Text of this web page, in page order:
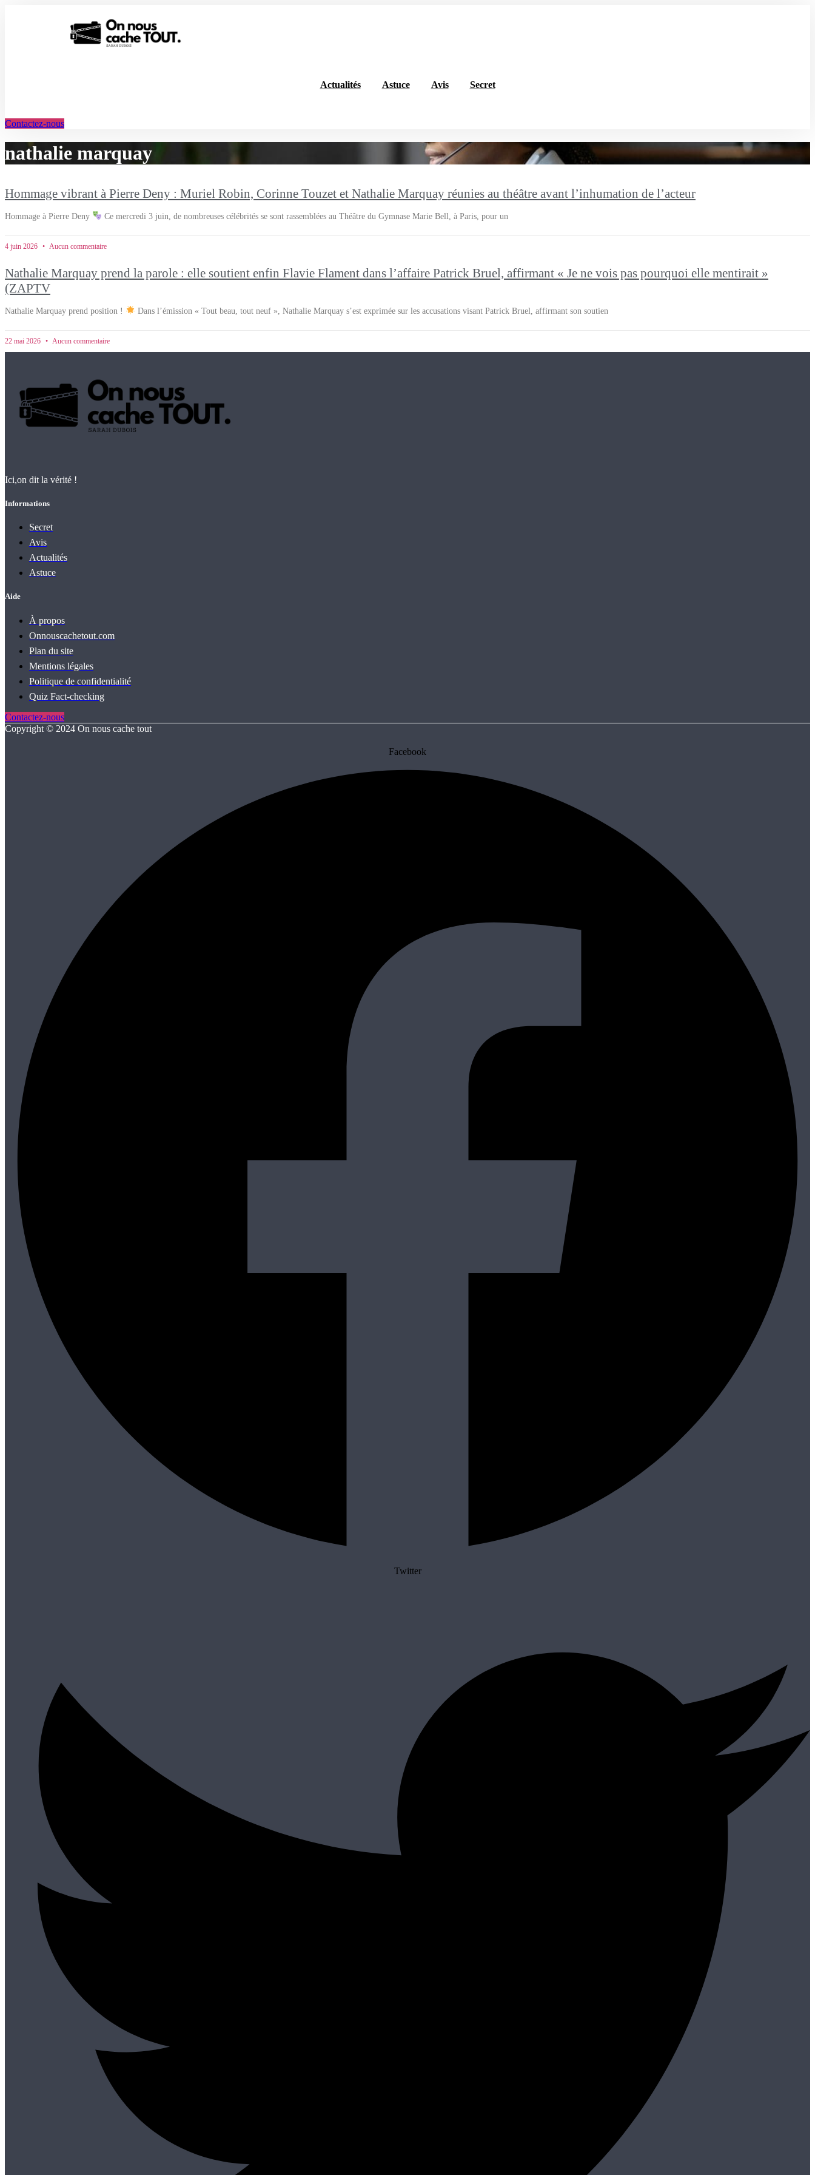
Actualités Astuce Avis Secret
Contactez-nous
nathalie marquay
Hommage vibrant à Pierre Deny : Muriel Robin, Corinne Touzet et Nathalie Marquay réunies au théâtre avant l’inhumation de l’acteur
Hommage à Pierre Deny Ce mercredi 3 juin, de nombreuses célébrités se sont rassemblées au Théâtre du Gymnase Marie Bell, à Paris, pour un
4 juin 2026 Aucun commentaire
Nathalie Marquay prend la parole : elle soutient enfin Flavie Flament dans l’affaire Patrick Bruel, affirmant « Je ne vois pas pourquoi elle mentirait »
(ZAPTV
Nathalie Marquay prend position ! Dans l’émission « Tout beau, tout neuf », Nathalie Marquay s’est exprimée sur les accusations visant Patrick Bruel, affirmant son soutien
22 mai 2026 Aucun commentaire
Ici,on dit la vérité !
Informations
Secret
Avis
Actualités
Astuce
Aide
À propos
Onnouscachetout.com
Plan du site
Mentions légales
Politique de confidentialité
Quiz Fact‑checking
Contactez-nous
Copyright © 2024 On nous cache tout
Facebook
Twitter